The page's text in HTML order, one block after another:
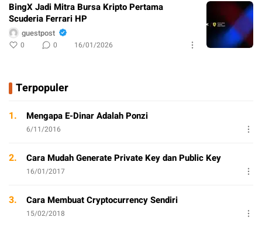
BingX Jadi Mitra Bursa Kripto Pertama
Scuderia Ferrari HP
guestpost
0 0 16/01/2026
Terpopuler
1. Mengapa E-Dinar Adalah Ponzi
6/11/2016
2. Cara Mudah Generate Private Key dan Public Key
16/01/2017
3. Cara Membuat Cryptocurrency Sendiri
15/02/2018